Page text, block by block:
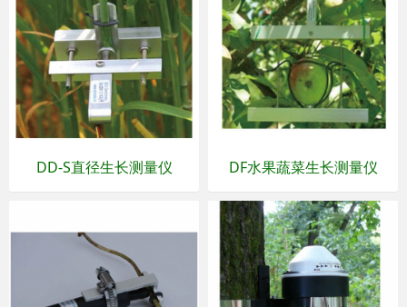
DD-S直径生长测量仪 DF水果蔬菜生长测量仪